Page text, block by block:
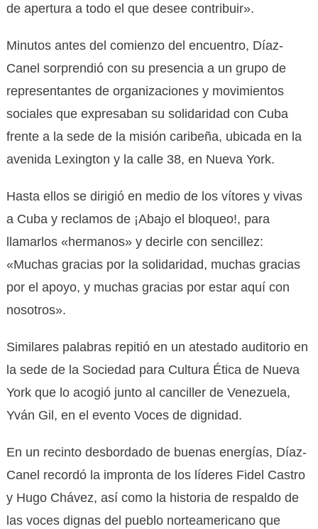
de apertura a todo el que desee contribuir».
Minutos antes del comienzo del encuentro, Díaz-
Canel sorprendió con su presencia a un grupo de
representantes de organizaciones y movimientos
sociales que expresaban su solidaridad con Cuba
frente a la sede de la misión caribeña, ubicada en la
avenida Lexington y la calle 38, en Nueva York.
Hasta ellos se dirigió en medio de los vítores y vivas
a Cuba y reclamos de ¡Abajo el bloqueo!, para
llamarlos «hermanos» y decirle con sencillez:
«Muchas gracias por la solidaridad, muchas gracias
por el apoyo, y muchas gracias por estar aquí con
nosotros».
Similares palabras repitió en un atestado auditorio en
la sede de la Sociedad para Cultura Ética de Nueva
York que lo acogió junto al canciller de Venezuela,
Yván Gil, en el evento Voces de dignidad.
En un recinto desbordado de buenas energías, Díaz-
Canel recordó la impronta de los líderes Fidel Castro
y Hugo Chávez, así como la historia de respaldo de
las voces dignas del pueblo norteamericano que